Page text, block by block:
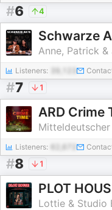
#6 4
Schwarze
Anne, Patrick
Listeners:
#7 1
Mitteldeutscher
Listeners:
#8 1
PLOT
Lottie & Studio